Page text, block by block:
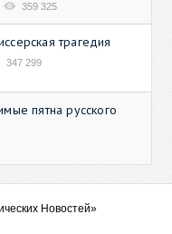
359 325
трагедия
347 299
пятна русского
Новостей»